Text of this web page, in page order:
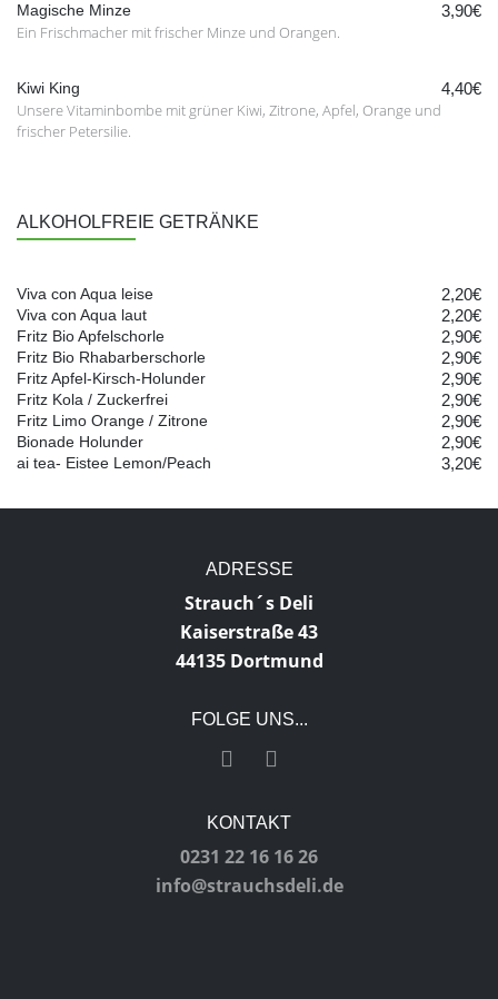
3,90€
Magische Minze
Ein Frischmacher mit frischer Minze und Orangen.
4,40€
Kiwi King
Unsere Vitaminbombe mit grüner Kiwi, Zitrone, Apfel, Orange und
frischer Petersilie.
ALKOHOLFREIE GETRÄNKE
2,20€
Viva con Aqua leise
2,20€
Viva con Aqua laut
2,90€
Fritz Bio Apfelschorle
2,90€
Fritz Bio Rhabarberschorle
2,90€
Fritz Apfel-Kirsch-Holunder
2,90€
Fritz Kola / Zuckerfrei
2,90€
Fritz Limo Orange / Zitrone
2,90€
Bionade Holunder
3,20€
ai tea- Eistee Lemon/Peach
ADRESSE
Strauch´s Deli
Kaiserstraße 43
44135 Dortmund
FOLGE UNS...
KONTAKT
0231 22 16 16 26
info@strauchsdeli.de